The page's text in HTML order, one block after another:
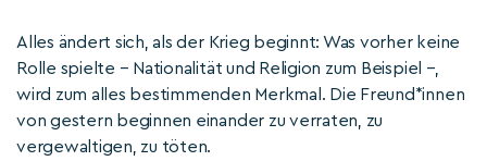
Alles ändert sich, als der Krieg beginnt: Was vorher keine
Rolle spielte – Nationalität und Religion zum Beispiel –,
wird zum alles bestimmenden Merkmal. Die Freund*innen
von gestern beginnen einander zu verraten, zu
vergewaltigen, zu töten.